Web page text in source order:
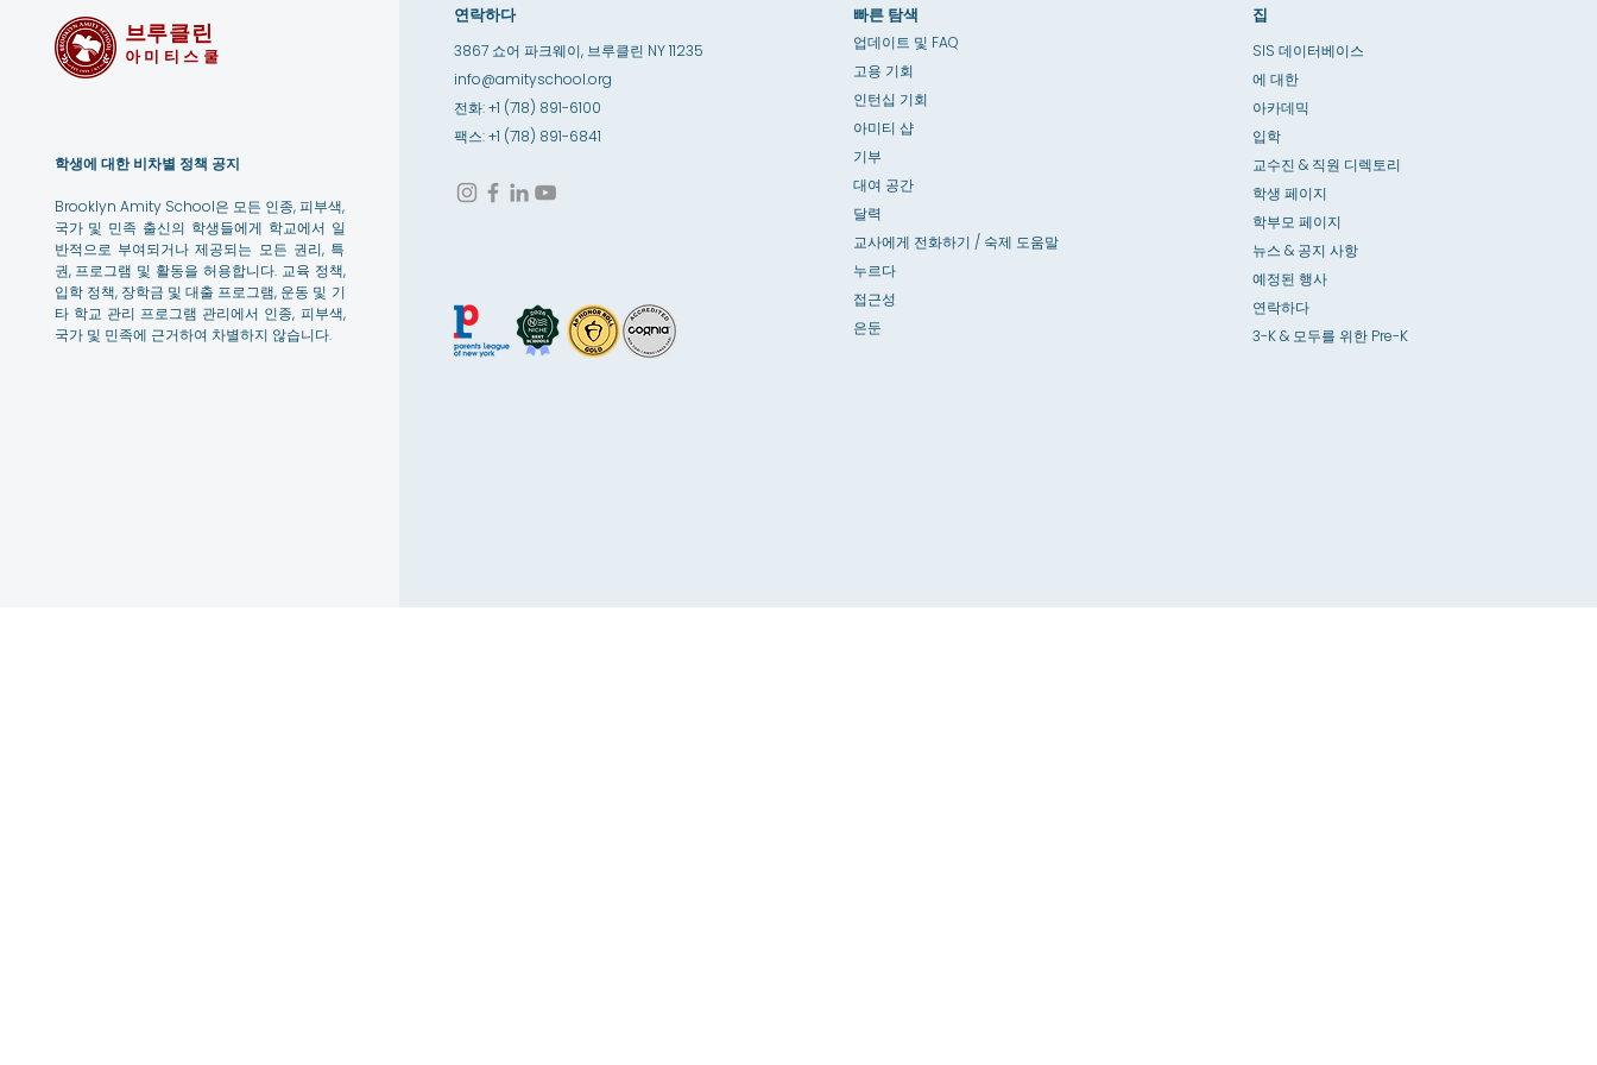
브루클린
아미티스쿨
학생에 대한 비차별 정책 공지
Brooklyn Amity School은 모든 인종, 피부색,
국가 및 민족 출신의 학생들에게 학교에서 일
반적으로 부여되거나 제공되는 모든 권리, 특
권, 프로그램 및 활동을 허용합니다. 교육 정책,
입학 정책, 장학금 및 대출 프로그램, 운동 및 기
타 학교 관리 프로그램 관리에서 인종, 피부색,
국가 및 민족에 근거하여 차별하지 않습니다.
연락하다
3867 쇼어 파크웨이, 브루클린 NY 11235
info@amityschool.org
전화: +1 (718) 891-6100
팩스: +1 (718) 891-6841
빠른 탐색
업데이트 및 FAQ
고용 기회
인턴십 기회
아미티 샵
기부
대여 공간
달력
교사에게 전화하기 / 숙제 도움말
누르다
접근성
은둔
집
SIS 데이터베이스
에 대한
아카데믹
입학
교수진 & 직원 디렉토리
학생 페이지
학부모 페이지
뉴스 & 공지 사항
예정된 행사
연락하다
3-K & 모두를 위한 Pre-K